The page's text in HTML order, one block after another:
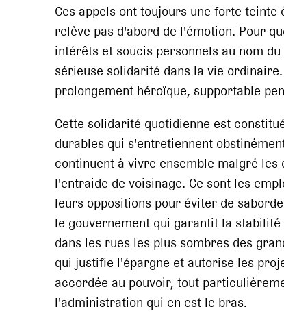
Ces appels ont toujours une forte
relève pas d'abord de l'émotion. Pour
intérêts et soucis personnels au nom
sérieuse solidarité dans la vie
prolongement héroïque, supportable
Cette solidarité quotidienne est
durables qui s'entretiennent
continuent à vivre ensemble malgré
l'entraide de voisinage. Ce sont les
leurs oppositions pour éviter de
le gouvernement qui garantit la
dans les rues les plus sombres des
qui justifie l'épargne et autorise les
accordée au pouvoir, tout
l'administration qui en est le bras.